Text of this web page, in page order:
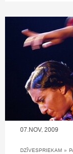
07.NOV, 2009
DZĪVESPRIEKAM »